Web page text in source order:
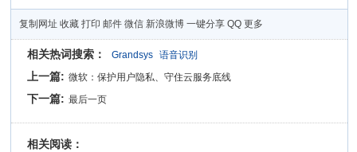
复制网址 收藏 打印 邮件 微信 新浪微博 一键分享 QQ 更多
相关热词搜索： Grandsys 语音识别
上一篇: 微软：保护用户隐私、守住云服务底线
下一篇: 最后一页
相关阅读：